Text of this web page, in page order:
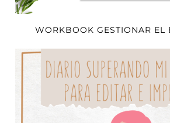
WORKBOOK GESTIONAR EL